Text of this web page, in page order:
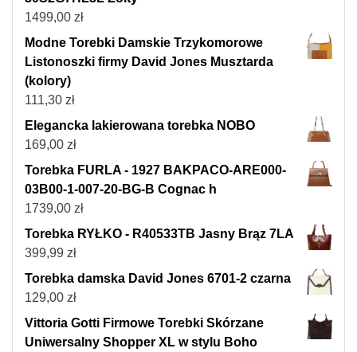
1499,00 zł
Modne Torebki Damskie Trzykomorowe
Listonoszki firmy David Jones Musztarda
(kolory)
111,30 zł
Elegancka lakierowana torebka NOBO
169,00 zł
Torebka FURLA - 1927 BAKPACO-ARE000-
03B00-1-007-20-BG-B Cognac h
1739,00 zł
Torebka RYŁKO - R40533TB Jasny Brąz 7LA
399,99 zł
Torebka damska David Jones 6701-2 czarna
129,00 zł
Vittoria Gotti Firmowe Torebki Skórzane
Uniwersalny Shopper XL w stylu Boho